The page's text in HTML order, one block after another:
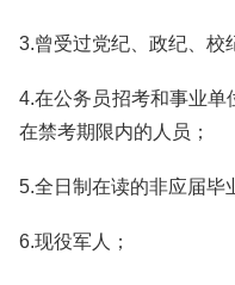
3.曾受过党纪、政纪、校
4.在公务员招考和事业单
在禁考期限内的人员；
5.全日制在读的非应届毕
6.现役军人；